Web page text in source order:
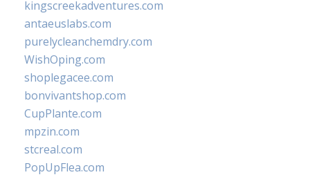
kingscreekadventures.com
antaeuslabs.com
purelycleanchemdry.com
WishOping.com
shoplegacee.com
bonvivantshop.com
CupPlante.com
mpzin.com
stcreal.com
PopUpFlea.com